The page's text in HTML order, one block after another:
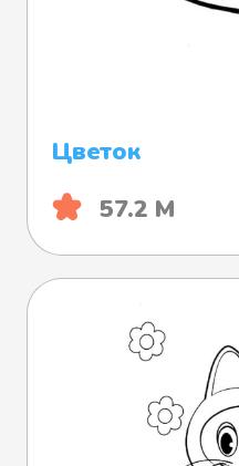
Цветок
57.2 М